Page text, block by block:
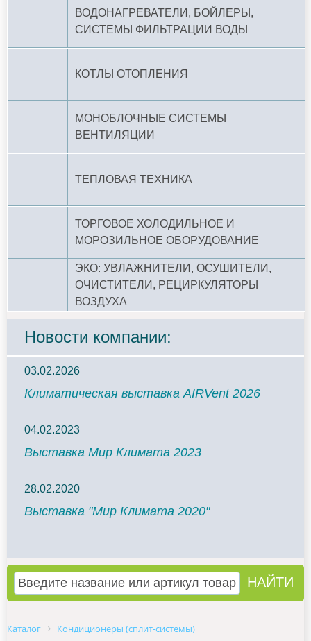
ВОДОНАГРЕВАТЕЛИ, БОЙЛЕРЫ,
СИСТЕМЫ ФИЛЬТРАЦИИ ВОДЫ
КОТЛЫ ОТОПЛЕНИЯ
МОНОБЛОЧНЫЕ СИСТЕМЫ
ВЕНТИЛЯЦИИ
ТЕПЛОВАЯ ТЕХНИКА
ТОРГОВОЕ ХОЛОДИЛЬНОЕ И
МОРОЗИЛЬНОЕ ОБОРУДОВАНИЕ
ЭКО: УВЛАЖНИТЕЛИ, ОСУШИТЕЛИ,
ОЧИСТИТЕЛИ, РЕЦИРКУЛЯТОРЫ
ВОЗДУХА
Новости компании:
03.02.2026
Климатическая выставка AIRVent 2026
04.02.2023
Выставка Мир Климата 2023
28.02.2020
Выставка "Мир Климата 2020"
Каталог
Кондиционеры (сплит-системы)